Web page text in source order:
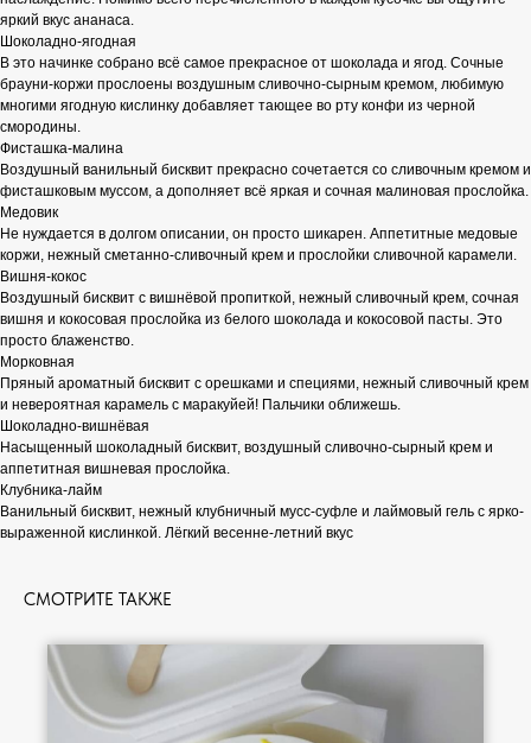
яркий вкус ананаса.
Шоколадно-ягодная
В это начинке собрано всё самое прекрасное от шоколада и ягод. Сочные
брауни-коржи прослоены воздушным сливочно-сырным кремом, любимую
многими ягодную кислинку добавляет тающее во рту конфи из черной
смородины.
Фисташка-малина
Воздушный ванильный бисквит прекрасно сочетается со сливочным кремом и
фисташковым муссом, а дополняет всё яркая и сочная малиновая прослойка.
Медовик
Не нуждается в долгом описании, он просто шикарен. Аппетитные медовые
коржи, нежный сметанно-сливочный крем и прослойки сливочной карамели.
Вишня-кокос
Воздушный бисквит с вишнёвой пропиткой, нежный сливочный крем, сочная
вишня и кокосовая прослойка из белого шоколада и кокосовой пасты. Это
просто блаженство.
Морковная
Пряный ароматный бисквит с орешками и специями, нежный сливочный крем
и невероятная карамель с маракуйей! Пальчики оближешь.
Шоколадно-вишнёвая
Насыщенный шоколадный бисквит, воздушный сливочно-сырный крем и
аппетитная вишневая прослойка.
Клубника-лайм
Ванильный бисквит, нежный клубничный мусс-суфле и лаймовый гель с ярко-
выраженной кислинкой. Лёгкий весенне-летний вкус
СМОТРИТЕ ТАКЖЕ